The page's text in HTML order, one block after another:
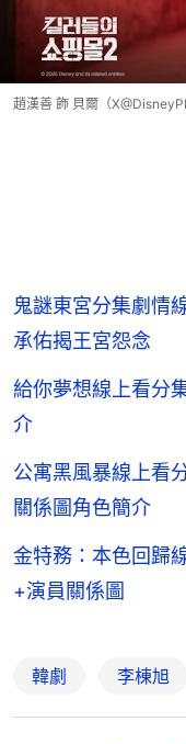
趙漢善 飾 貝爾（
鬼謎東宮分集劇情
承佑揭王宮怨念
給你夢想線上看分
介
公寓黑風暴線上看
關係圖角色簡介
金特務：本色回歸
+演員關係圖
韓劇 李棟旭